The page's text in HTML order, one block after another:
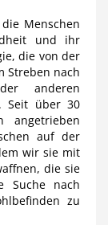
Menschen
und ihr
die von der
Streben nach
anderen
Seit über 30
angetrieben
auf der
wir sie mit
die sie
Suche nach
zu